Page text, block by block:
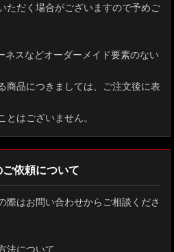
ただく場合がございますので予めご
ネスなどオーダーメイド要素のない
商品につきましては、ご注文後に表
はございません。
依頼について
際はお問い合わせからご相談くださ
法について